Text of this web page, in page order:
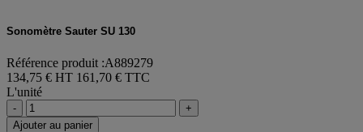
Sonomètre Sauter SU 130
Référence produit :A889279
134,75 € HT 161,70 € TTC
L'unité
-
+
Ajouter au panier